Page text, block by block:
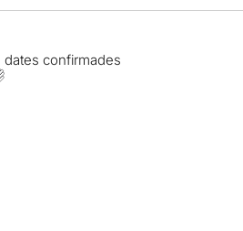
dates confirmades